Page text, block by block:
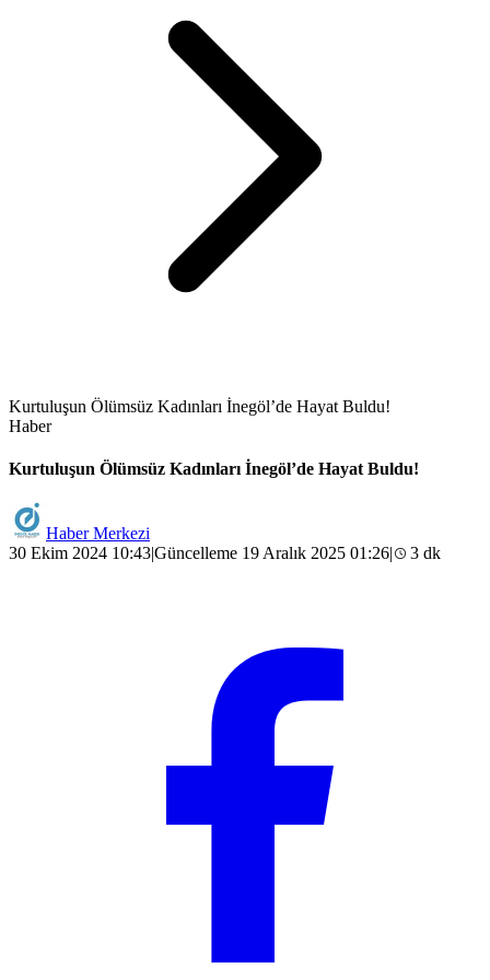
Kurtuluşun Ölümsüz Kadınları İnegöl’de Hayat Buldu!
Haber
Kurtuluşun Ölümsüz Kadınları İnegöl’de Hayat Buldu!
Haber Merkezi
30 Ekim 2024 10:43|Güncelleme 19 Aralık 2025 01:26| 3 dk